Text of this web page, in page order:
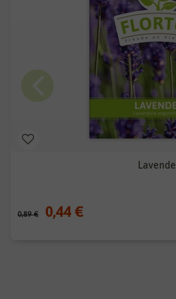
Lavendel
0,89 € 0,44 €